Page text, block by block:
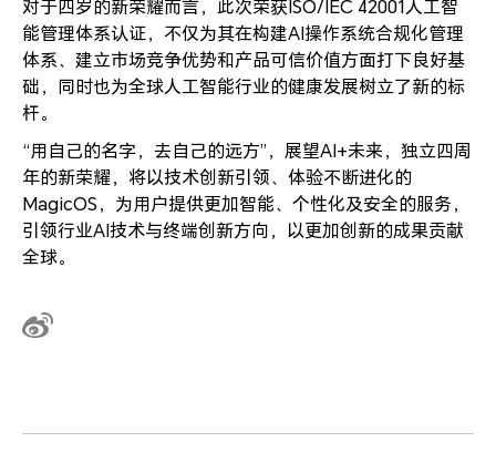
对于四岁的新荣耀而言，此次荣获ISO/IEC 42001人工智
能管理体系认证，不仅为其在构建AI操作系统合规化管理
体系、建立市场竞争优势和产品可信价值方面打下良好基
础，同时也为全球人工智能行业的健康发展树立了新的标
杆。
“用自己的名字，去自己的远方”，展望AI+未来，独立四周
年的新荣耀，将以技术创新引领、体验不断进化的
MagicOS，为用户提供更加智能、个性化及安全的服务，
引领行业AI技术与终端创新方向，以更加创新的成果贡献
全球。